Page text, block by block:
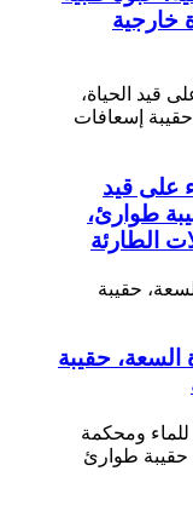
خارجية
على قيد
طوارئ،
الطارئة
السعة، حقيبة